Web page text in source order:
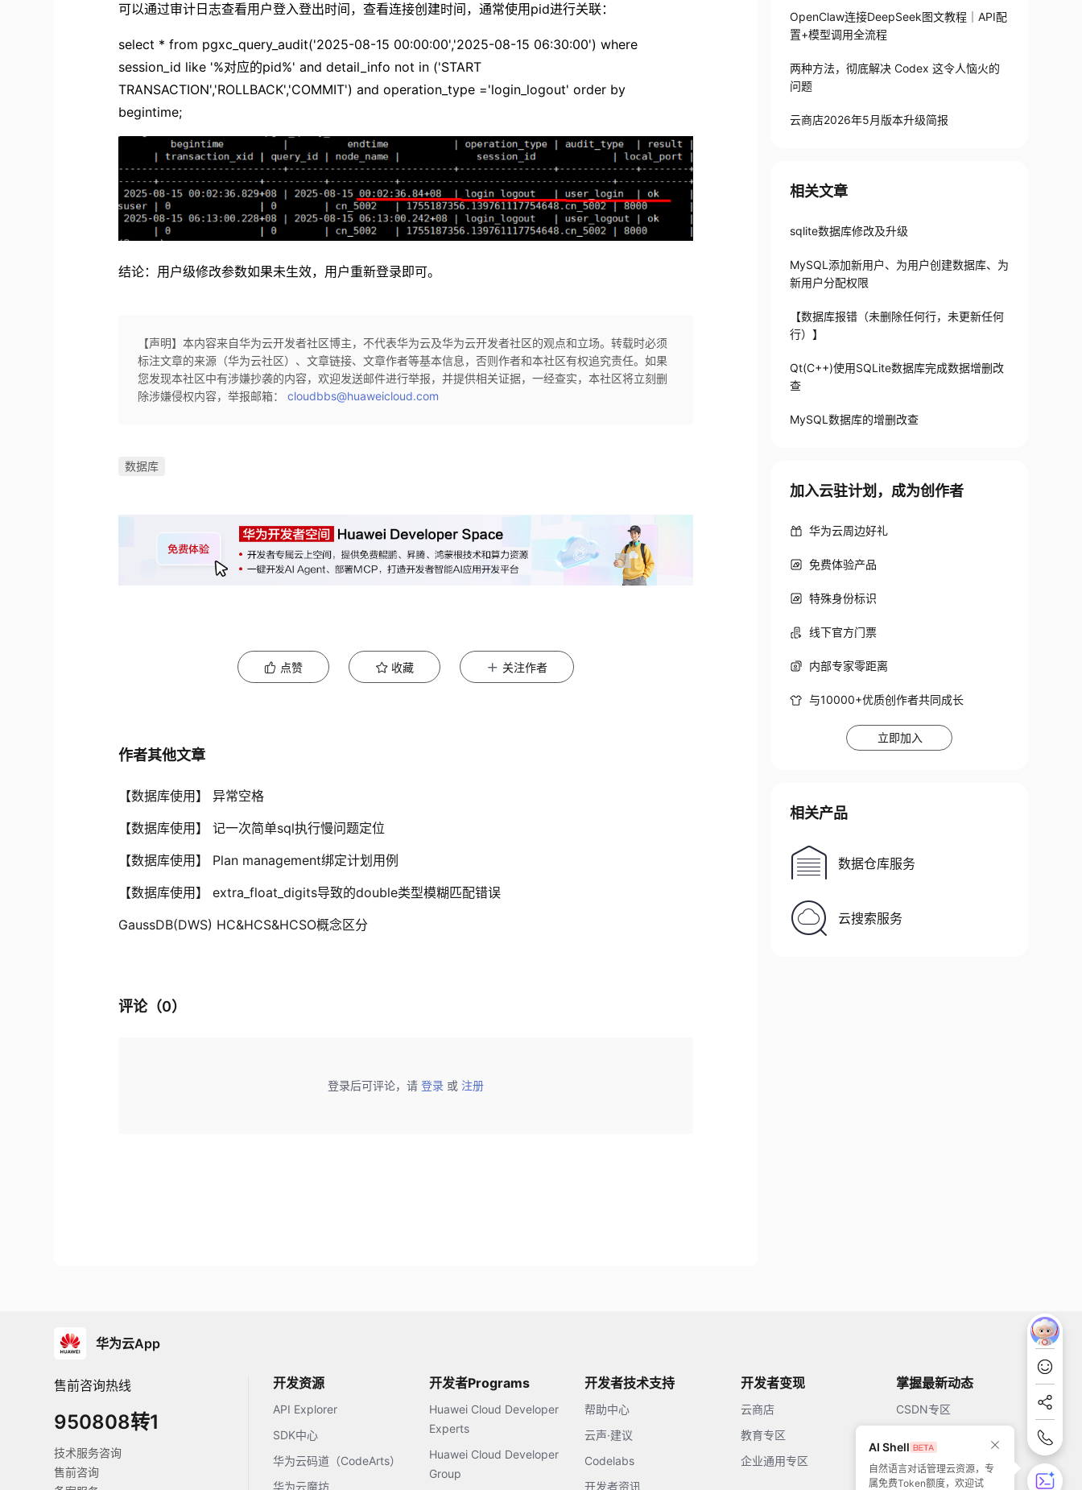
可以通过审计日志查看用户登入登出时间，查看连接创建时间，通常使用pid进行关联：
select * from pgxc_query_audit('2025-08-15 00:00:00','2025-08-15 06:30:00') where
session_id like '%对应的pid%' and detail_info not in ('START
TRANSACTION','ROLLBACK','COMMIT') and operation_type ='login_logout' order by
begintime;
结论：用户级修改参数如果未生效，用户重新登录即可。
【声明】本内容来自华为云开发者社区博主，不代表华为云及华为云开发者社区的观点和立场。转载时必须
标注文章的来源（华为云社区）、文章链接、文章作者等基本信息，否则作者和本社区有权追究责任。如果
您发现本社区中有涉嫌抄袭的内容，欢迎发送邮件进行举报，并提供相关证据，一经查实，本社区将立刻删
除涉嫌侵权内容，举报邮箱：cloudbbs@huaweicloud.com
数据库
点赞 收藏 关注作者
作者其他文章
【数据库使用】 异常空格
【数据库使用】 记一次简单sql执行慢问题定位
【数据库使用】 Plan management绑定计划用例
【数据库使用】 extra_float_digits导致的double类型模糊匹配错误
GaussDB(DWS) HC&HCS&HCSO概念区分
评论（0）
登录后可评论，请 登录 或 注册
OpenClaw连接DeepSeek图文教程｜API配
置+模型调用全流程
两种方法，彻底解决 Codex 这令人恼火的
问题
云商店2026年5月版本升级简报
相关文章
sqlite数据库修改及升级
MySQL添加新用户、为用户创建数据库、为
新用户分配权限
【数据库报错（未删除任何行，未更新任何
行）】
Qt(C++)使用SQLite数据库完成数据增删改
查
MySQL数据库的增删改查
加入云驻计划，成为创作者
华为云周边好礼
免费体验产品
特殊身份标识
线下官方门票
内部专家零距离
与10000+优质创作者共同成长
立即加入
相关产品
数据仓库服务
云搜索服务
AI Shell
自然语言对话管理云资源，专
属免费Token额度，欢迎试
华为云App
售前咨询热线
950808转1
技术服务咨询
售前咨询
开发资源
API Explorer
SDK中心
华为云码道（CodeArts）
华为云魔坊
开发者Programs
Huawei Cloud Developer
Experts
Huawei Cloud Developer
Group
开发者技术支持
帮助中心
云声·建议
Codelabs
开发者资讯
开发者变现
云商店
教育专区
企业通用专区
掌握最新动态
CSDN专区
开源中国
51CTO